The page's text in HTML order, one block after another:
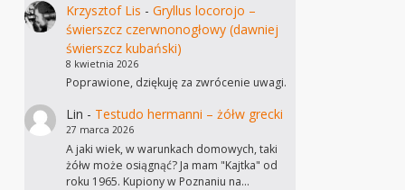
Krzysztof Lis - Gryllus locorojo –
świerszcz czerwnonogłowy (dawniej
świerszcz kubański)
8 kwietnia 2026
Poprawione, dziękuję za zwrócenie uwagi.
Lin - Testudo hermanni – żółw grecki
27 marca 2026
A jaki wiek, w warunkach domowych, taki
żółw może osiągnąć? Ja mam "Kajtka" od
roku 1965. Kupiony w Poznaniu na…